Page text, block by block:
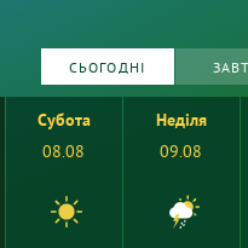
СЬОГОДНІ
Субота
08.08
Неділя
09.08